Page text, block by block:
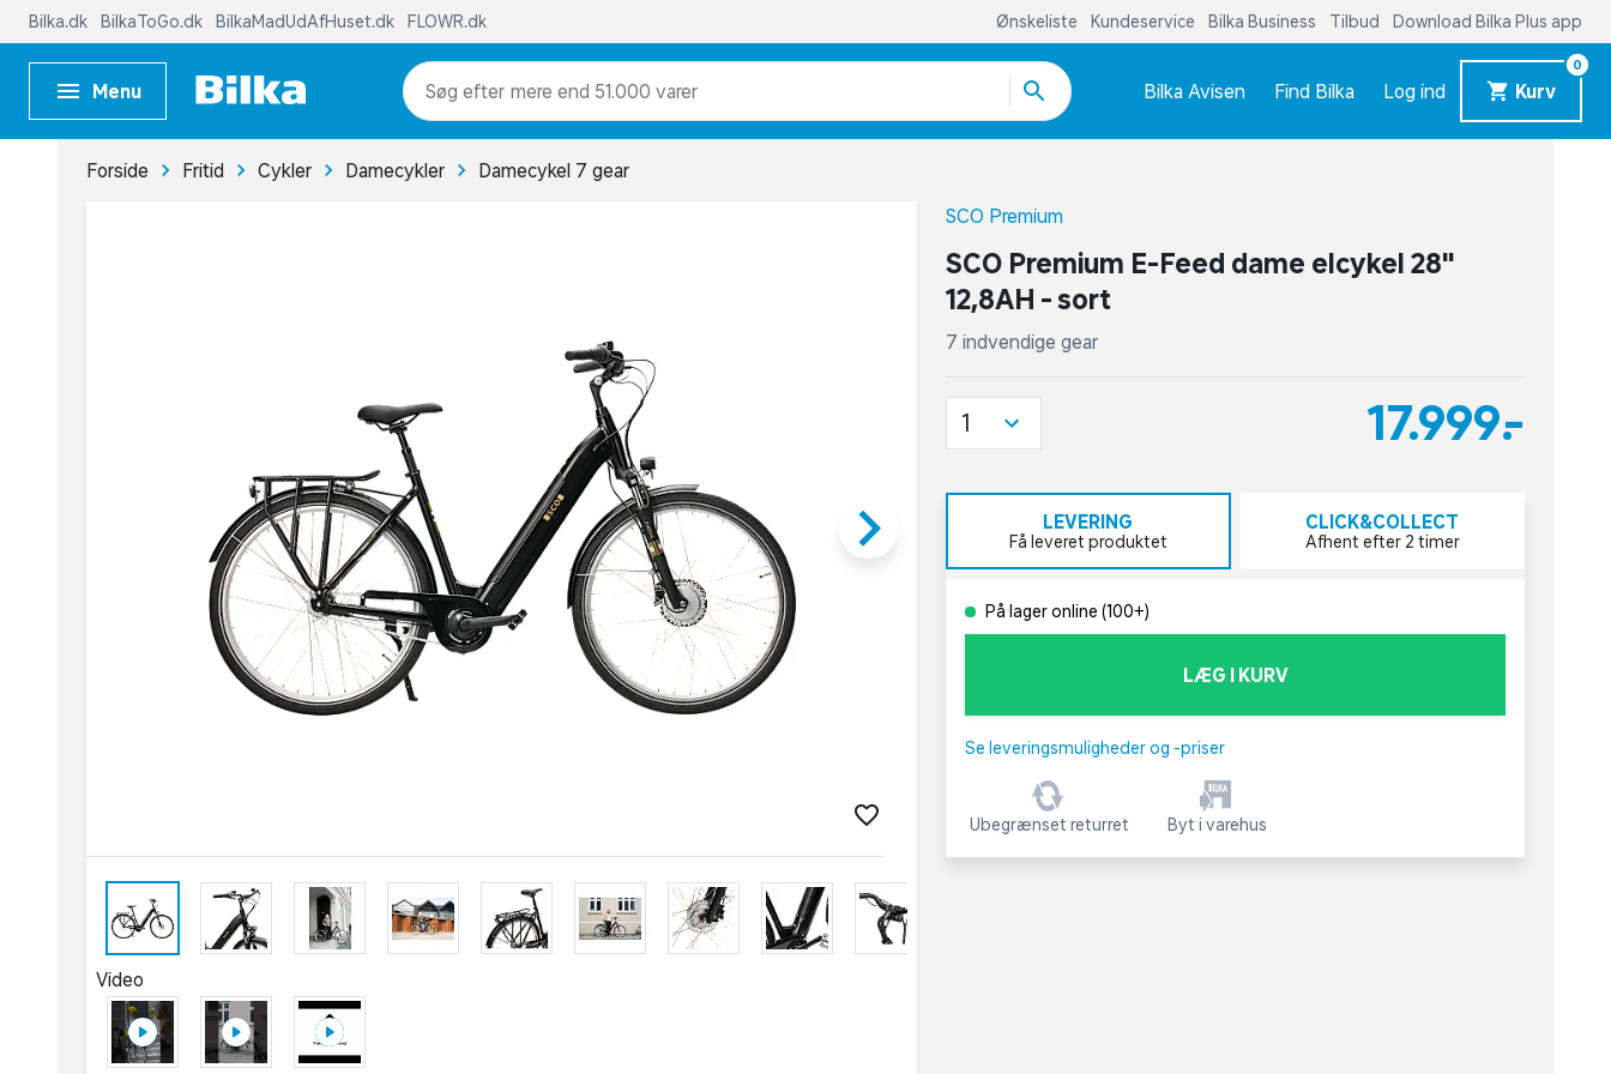
Bilka.dk BilkaToGo.dk BilkaMadUdAfHuset.dk FLOWR.dk Ønskeliste Kundeservice Bilka Business Tilbud Download Bilka Plus app
Menu mere end 51.000 varer Bilka Avisen Find Bilka Log ind Kurv
0
Forside Fritid Cykler Damecykler Damecykel 7 gear
keyboard_arrow_right
Video
SCO Premium
SCO Premium E-Feed dame elcykel 28"
12,8AH - sort
7 indvendige gear
17.999,-
1
LEVERING
Få leveret produktet
CLICK&COLLECT
Afhent efter 2 timer
På lager online (100+)
LÆG I KURV
Se leveringsmuligheder og -priser
Ubegrænset returret Byt i varehus